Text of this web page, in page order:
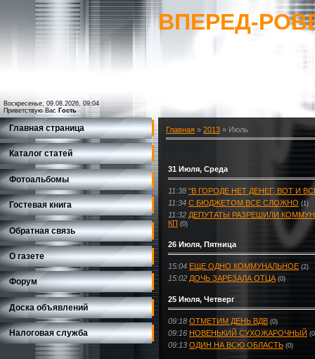
Воскресенье, 09.08.2026, 09:04
Приветствую Вас Гость
ВПЕРЕД-
Главная страница
Каталог статей
Фотоальбомы
Гостевая книга
Обратная связь
О газете
Форум
Доска объявлений
Налоговая служба
Главная » 2013 » Июль
31 Июля, Среда
11:38 "В ГОРОДЕ НЕТ ДЕНЕГ, ВОТ И
11:34 С БЮДЖЕТОМ ВСЕ СЛОЖНО (1)
11:32 ДЕПУТАТЫ РАЗРЕШИЛИ
КП (0)
26 Июля, Пятница
15:04 ЕЩЕ ОДНО КОММУНАЛЬНОЕ (2)
15:02 ДОЧЬ ЗАРЕЗАЛА ОТЦА (0)
25 Июля, Четверг
09:18 ОТМЕТИМ ДЕНЬ ВДВ (0)
09:16 НОВЕНЬКИЙ СУХОЖАРОЧНЫЙ
09:13 ОДИН НА ВСЮ ОБЛАСТЬ (0)